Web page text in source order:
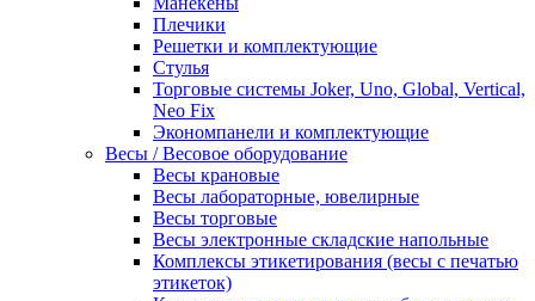
Плечики
Решетки и комплектующие
Стулья
Торговые системы Joker, Uno, Global, Vertical,
Neo Fix
Экономпанели и комплектующие
Весы / Весовое оборудование
Весы крановые
Весы лабораторные, ювелирные
Весы торговые
Весы электронные складские напольные
Комплексы этикетирования (весы с печатью
этикеток)